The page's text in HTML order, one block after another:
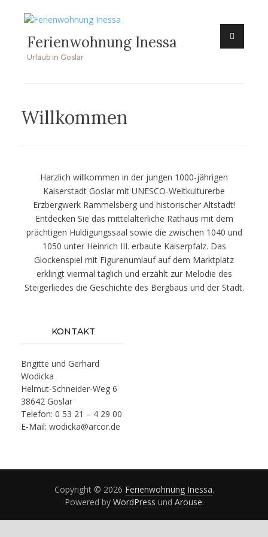
Zum
springen
Ferienwohnung Inessa
Urlaub in Goslar
Willkommen
Harzlich willkommen in der jungen 1000-jährigen
Kaiserstadt Goslar mit UNESCO-Weltkulturerbe
Erzbergwerk Rammelsberg und historischer Altstadt!
Entdecken Sie das mittelalterliche Rathaus mit dem
prächtigen Huldigungssaal sowie die zwischen 1040 und
1050 unter Heinrich III. erbaute Kaiserpfalz. Das
Glockenspiel mit Figurenumlauf auf dem Marktplatz
erklingt viermal täglich und erzählt zur Melodie des
Steigerliedes die Geschichte des Bergbaus und der Stadt.
KONTAKT
Brigitte und Gerhard
Wodicka
Helmut-Schneider-Weg 6
38642 Goslar
Telefon: 0 53 21 – 4 29 00
E-Mail: wodicka@arcor.de
Copyright © 2026 Ferienwohnung Inessa.
Powered by WordPress und Arouse.